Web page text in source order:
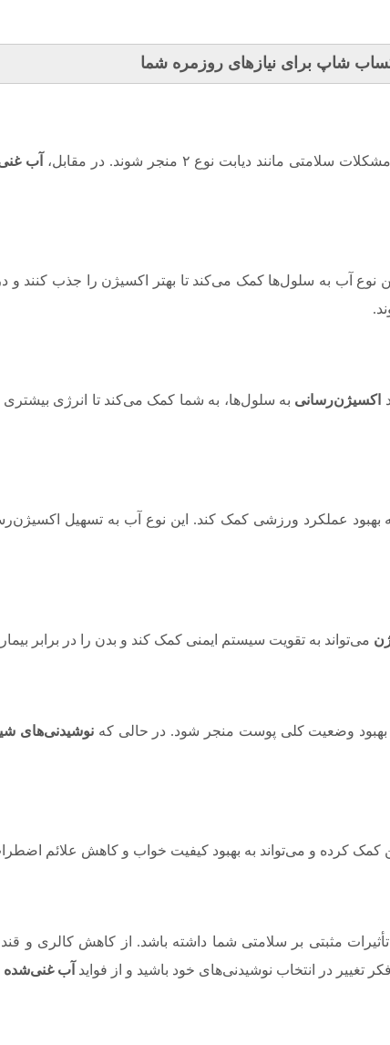
شاپ برای نیازهای روزمره شما
دیابت نوع ۲ منجر شوند. در مقابل، آب
نوع آب به سلول‌ها کمک می‌کند تا بهتر اکسیژن را جذب کنند و
اکسیژن‌رسانی به سلول‌ها، به شما کمک می‌کند تا انرژی
بهبود عملکرد ورزشی کمک کند. این نوع آب به تسهیل
می‌تواند به تقویت سیستم ایمنی کمک کند و بدن را در برابر
وضعیت کلی پوست منجر شود. در حالی که نوشیدنی‌های
کمک کرده و می‌تواند به بهبود کیفیت خواب و کاهش علائم
تأثیرات مثبتی بر سلامتی شما داشته باشد. از کاهش کالری و
تغییر در انتخاب نوشیدنی‌های خود باشید و از فواید آب غنی‌شده